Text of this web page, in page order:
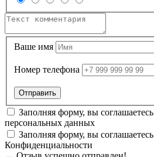
Ваше имя
Номер телефона
Заполняя форму, вы
персональных данных
Заполняя форму, вы
Конфиденциальности